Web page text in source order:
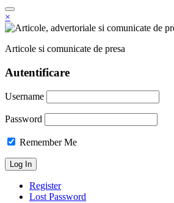
×
Articole si comunicate de presa
Autentificare
Username
Password
Remember Me
Register
Lost Password